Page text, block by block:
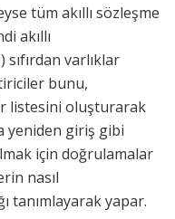
tüm akıllı sözleşme
akıllı
varlıklar
bunu,
listesini oluşturarak
yeniden giriş gibi
için doğrulamalar
nasıl
tanımlayarak yapar.